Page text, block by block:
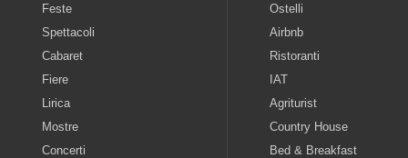
Feste
Spettacoli
Cabaret
Fiere
Lirica
Mostre
Concerti
Ostelli
Airbnb
Ristoranti
IAT
Agriturist
Country House
Bed & Breakfast